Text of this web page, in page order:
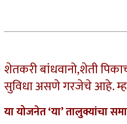
शेतकरी बांधवानो,शेती
सुविधा असणे गरजेचे आहे.
या योजनेत ‘या’ तालुक्यांचा